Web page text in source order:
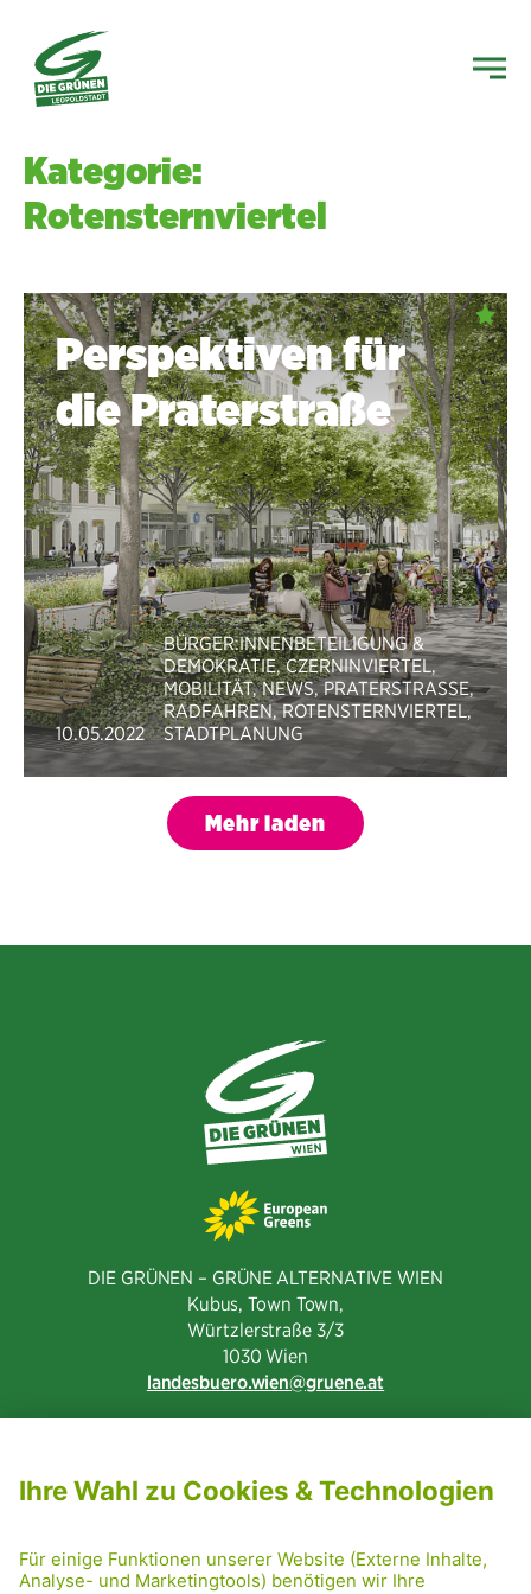
Kategorie:
Rotensternviertel
Perspektiven für
die Praterstraße
10.05.2022
BÜRGER:INNENBETEILIGUNG &
DEMOKRATIE,CZERNINVIERTEL,
MOBILITÄT,NEWS,PRATERSTRASSE ,
RADFAHREN,ROTENSTERNVIERTEL,
STADTPLANUNG
Mehr laden
DIE GRÜNEN – GRÜNE ALTERNATIVE WIEN
Kubus, Town Town,
Würtzlerstraße 3/3​
1030 Wien
landesbuero.wien
gruene.at
PRESSE
GRÜNE RADRETTUNG